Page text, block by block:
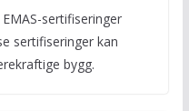
sertifiseringer
sertifiseringer kan
bygg.